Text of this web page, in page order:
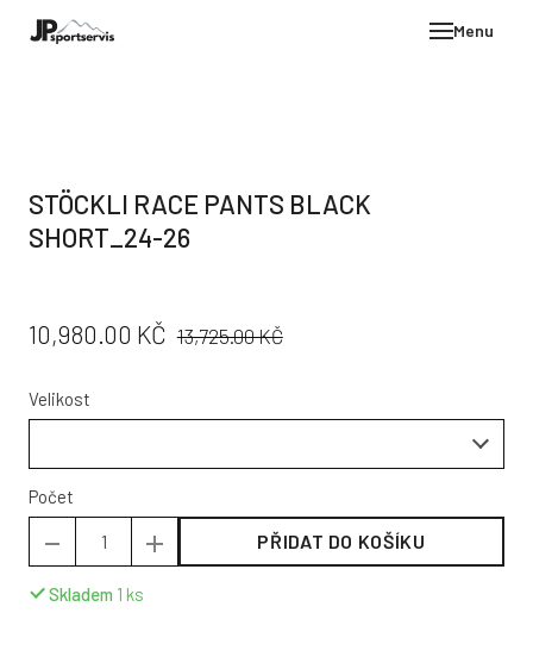
Menu
STÖCKLI RACE PANTS BLACK
SHORT_24-26
CENA:
10,980.00 KČ PŮVODNÍ
13,725.00 KČ
Velikost
Počet
PŘIDAT DO KOŠÍKU
Skladem 1 ks